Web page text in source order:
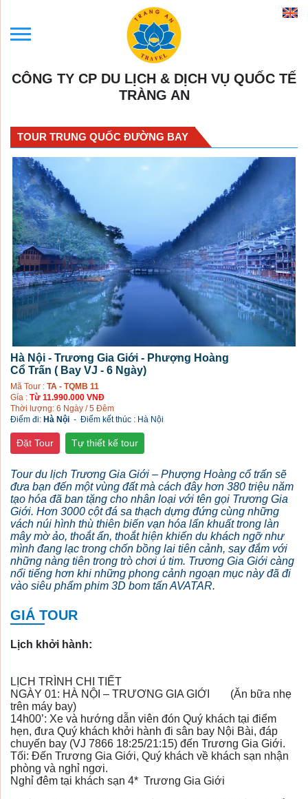
CÔNG TY CP DU LỊCH & DỊCH VỤ QUỐC TẾ
TRÀNG AN
TOUR TRUNG QUỐC ĐƯỜNG BAY
Hà Nội - Trương Gia Giới - Phượng Hoàng
Cổ Trấn ( Bay VJ - 6 Ngày)
Mã Tour : TA - TQMB 11
Gía : Từ 11.990.000 VNĐ
Thời lượng: 6 Ngày / 5 Đêm
Điểm đi: Hà Nội - Điểm kết thúc : Hà Nội
Đặt Tour Tự thiết kế tour
Tour du lịch Trương Gia Giới – Phượng Hoàng cổ trấn sẽ
đưa bạn đến một vùng đất mà cách đây hơn 380 triệu năm
tạo hóa đã ban tặng cho nhân loại với tên gọi Trương Gia
Giới. Hơn 3000 cột đá sa thạch dựng đứng cùng những
vách núi hình thù thiên biến vạn hóa lẩn khuất trong làn
mây mờ ảo, thoắt ẩn, thoắt hiện khiến du khách ngỡ như
mình đang lạc trong chốn bồng lai tiên cảnh, say đắm với
những nàng tiên trong trò chơi ú tim. Trương Gia Giới càng
nổi tiếng hơn khi những phong cảnh ngoạn mục này đã đi
vào siêu phẩm phim 3D bom tấn AVATAR.
GIÁ TOUR
Lịch khởi hành:
LỊCH TRÌNH CHI TIẾT
NGÀY 01: HÀ NỘI – TRƯƠNG GIA GIỚI
(Ăn bữa nhẹ
trên máy bay)
14h00’: Xe và hướng dẫn viên đón Quý khách tại điểm
hẹn, đưa Quý khách khởi hành đi sân bay Nội Bài, đáp
chuyến bay (VJ 7866 18:25/21:15) đến Trương Gia Giới.
Tối: Đến Trương Gia Giới, Quý khách về khách sạn nhận
phòng và nghỉ ngơi.
Nghỉ đêm tại khách sạn 4* Trương Gia Giới